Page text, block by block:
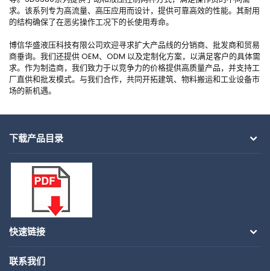
求。该系列专为高流量、高压应用而设计，提供可靠高效的性能。其耐用
的结构确保了在恶劣操作工况下的长使用寿命。
博信华盛液压科技有限公司欢迎寻求扩大产品线的分销商、批发商和贸易
商垂询。我们还提供 OEM、ODM 以及定制化方案，以满足客户的具体需
求。作为制造商，我们致力于以竞争力的价格提供高质量产品，并支持工
厂直供和批发模式。与我们合作，共同开拓建筑、物料搬运和工业设备市
场的新机遇。
下载产品目录
快速链接
联系我们